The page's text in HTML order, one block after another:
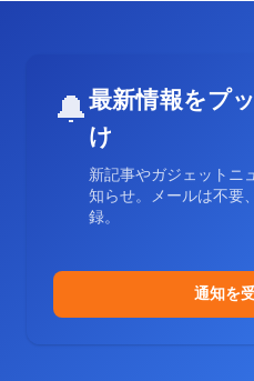
🔔最新情報をプ
け
新記事やガジェットニ
知らせ。メールは不要
録。
通知を